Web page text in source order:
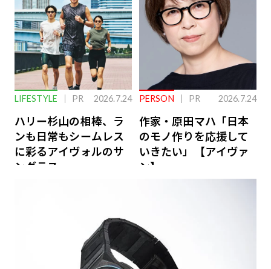
LIFESTYLE PR 2026.7.24
ハリー杉山の相棒、ラ
ンも日常もシームレス
に彩るアイヴォルのサ
ングラス
PERSON PR 2026.7.24
作家・原田マハ「日本
のモノ作りを応援して
いきたい」【アイヴァ
ン】